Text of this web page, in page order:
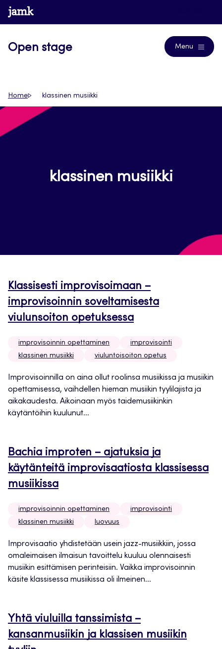
Siirry
suoraan
www.jamk.fi
Open stage Menu
Home klassinen musiikki
klassinen musiikki
Klassisesti improvisoimaan –
improvisoinnin soveltamisesta
viulunsoiton opetuksessa
improvisoinnin opettaminen
improvisointi
klassinen musiikki
viuluntoisoiton opetus
Improvisoinnilla on aina ollut roolinsa musiikissa ja musiikin
opettamisessa, vaihdellen hieman musiikin tyylilajista ja
aikakaudesta. Aikoinaan myös taidemusiikinkin
käytäntöihin kuulunut...
Bachia improten – ajatuksia ja
käytänteitä improvisaatiosta klassisessa
musiikissa
improvisoinnin opettaminen
improvisointi
klassinen musiikki
luovuus
Improvisaatio yhdistetään usein jazz-musiikkiin, jossa
omaleimaisen ilmaisun tavoittelu kuuluu olennaisesti
musiikin esittämisen perinteisiin. Vaikka improvisoinnin
käsite klassisessa musiikissa oli ilmeinen...
Yhtä viuluilla tanssimista –
kansanmusiikin ja klassisen musiikin